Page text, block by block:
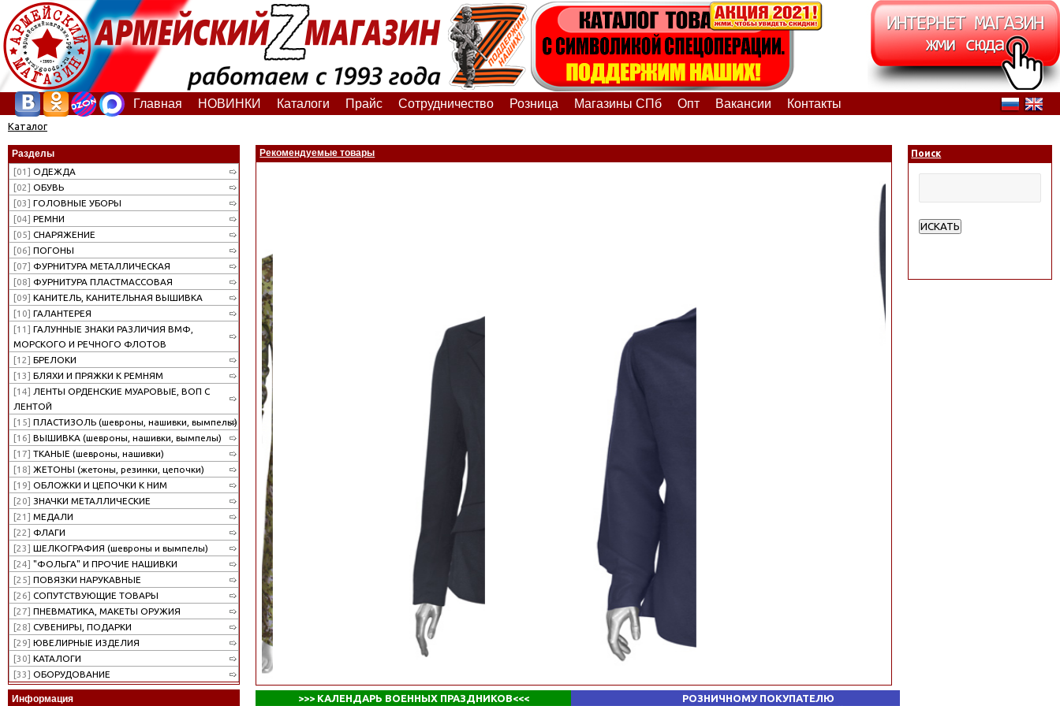
Главная НОВИНКИ Каталоги Прайс Сотрудничество Розница Магазины СПб Опт Вакансии Контакты
Каталог
Разделы
[01] ОДЕЖДА
[02] ОБУВЬ
[03] ГОЛОВНЫЕ УБОРЫ
[04] РЕМНИ
[05] СНАРЯЖЕНИЕ
[06] ПОГОНЫ
[07] ФУРНИТУРА МЕТАЛЛИЧЕСКАЯ
[08] ФУРНИТУРА ПЛАСТМАССОВАЯ
[09] КАНИТЕЛЬ, КАНИТЕЛЬНАЯ ВЫШИВКА
[10] ГАЛАНТЕРЕЯ
[11] ГАЛУННЫЕ ЗНАКИ РАЗЛИЧИЯ ВМФ,
МОРСКОГО И РЕЧНОГО ФЛОТОВ
[12] БРЕЛОКИ
[13] БЛЯХИ И ПРЯЖКИ К РЕМНЯМ
[14] ЛЕНТЫ ОРДЕНСКИЕ МУАРОВЫЕ, ВОП С
ЛЕНТОЙ
[15] ПЛАСТИЗОЛЬ (шевроны, нашивки, вымпелы)
[16] ВЫШИВКА (шевроны, нашивки, вымпелы)
[17] ТКАНЫЕ (шевроны, нашивки)
[18] ЖЕТОНЫ (жетоны, резинки, цепочки)
[19] ОБЛОЖКИ И ЦЕПОЧКИ К НИМ
[20] ЗНАЧКИ МЕТАЛЛИЧЕСКИЕ
[21] МЕДАЛИ
[22] ФЛАГИ
[23] ШЕЛКОГРАФИЯ (шевроны и вымпелы)
[24] "ФОЛЬГА" И ПРОЧИЕ НАШИВКИ
[25] ПОВЯЗКИ НАРУКАВНЫЕ
[26] СОПУТСТВУЮЩИЕ ТОВАРЫ
[27] ПНЕВМАТИКА, МАКЕТЫ ОРУЖИЯ
[28] СУВЕНИРЫ, ПОДАРКИ
[29] ЮВЕЛИРНЫЕ ИЗДЕЛИЯ
[30] КАТАЛОГИ
[33] ОБОРУДОВАНИЕ
Информация
Рекомендуемые товары
>>> КАЛЕНДАРЬ ВОЕННЫХ ПРАЗДНИКОВ<<< РОЗНИЧНОМУ ПОКУПАТЕЛЮ
Поиск
ИСКАТЬ